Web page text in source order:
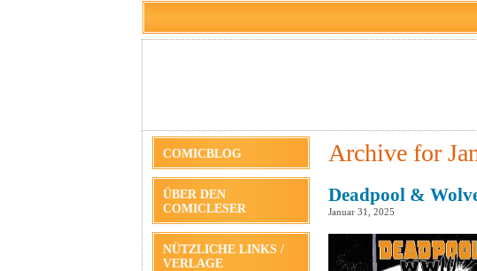
COMICBLOG
ÜBER DEN
COMICLESER
NÜTZLICHE LINKS /
VERLAGE
Archive for
Deadpool &
Januar 31, 2025